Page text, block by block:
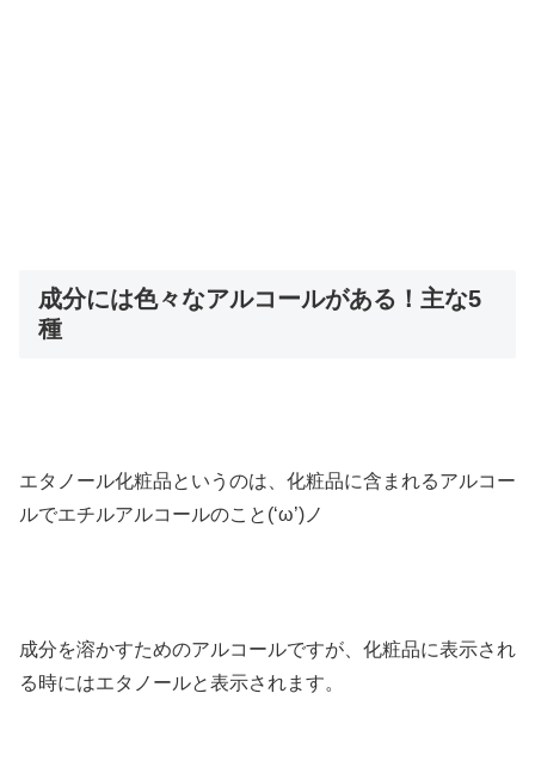
成分には色々なアルコールがある！主な5
種
エタノール化粧品というのは、化粧品に含まれるアルコー
ルでエチルアルコールのこと(‘ω’)ノ
成分を溶かすためのアルコールですが、化粧品に表示され
る時にはエタノールと表示されます。